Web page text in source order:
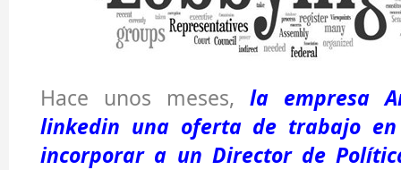
Hace unos meses, la empresa
linkedin una oferta de trabajo
incorporar a un Director de